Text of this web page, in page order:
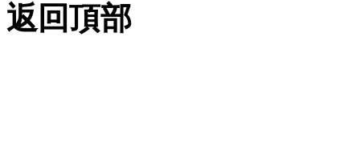
返回頂部